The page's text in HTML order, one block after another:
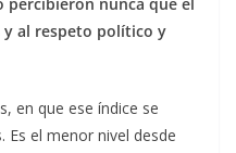
al respeto político y
en que ese índice se
Es el menor nivel desde